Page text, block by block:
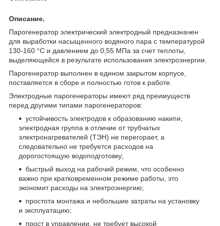
Описание.
Парогенератор электрический электродный предназначен
для выработки насыщенного водяного пара с температурой
130-160 °С и давлением до 0,55 МПа за счет теплоты,
выделяющейся в результате использования электроэнергии.
Парогенератор выполнен в едином закрытом корпусе,
поставляется в сборе и полностью готов к работе.
Электродные парогенераторы имеют ряд преимуществ
перед другими типами парогенераторов:
устойчивость электродов к образованию накипи,
электродная группа в отличие от трубчатых
электронагревателей (ТЭН) не перегорает, а
следовательно не требуется расходов на
дорогостоящую водоподготовку;
быстрый выход на рабочий режим, что особенно
важно при кратковременном режиме работы, это
экономит расходы на электроэнергию;
простота монтажа и небольшие затраты на установку
и эксплуатацию;
прост в управлении, не требует высокой